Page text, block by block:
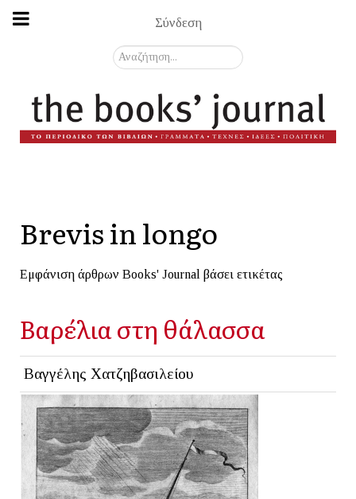
Σύνδεση
Αναζήτηση...
Brevis in longo
Εμφάνιση άρθρων Books' Journal βάσει ετικέτας
Βαρέλια στη θάλασσα
Βαγγέλης Χατζηβασιλείου